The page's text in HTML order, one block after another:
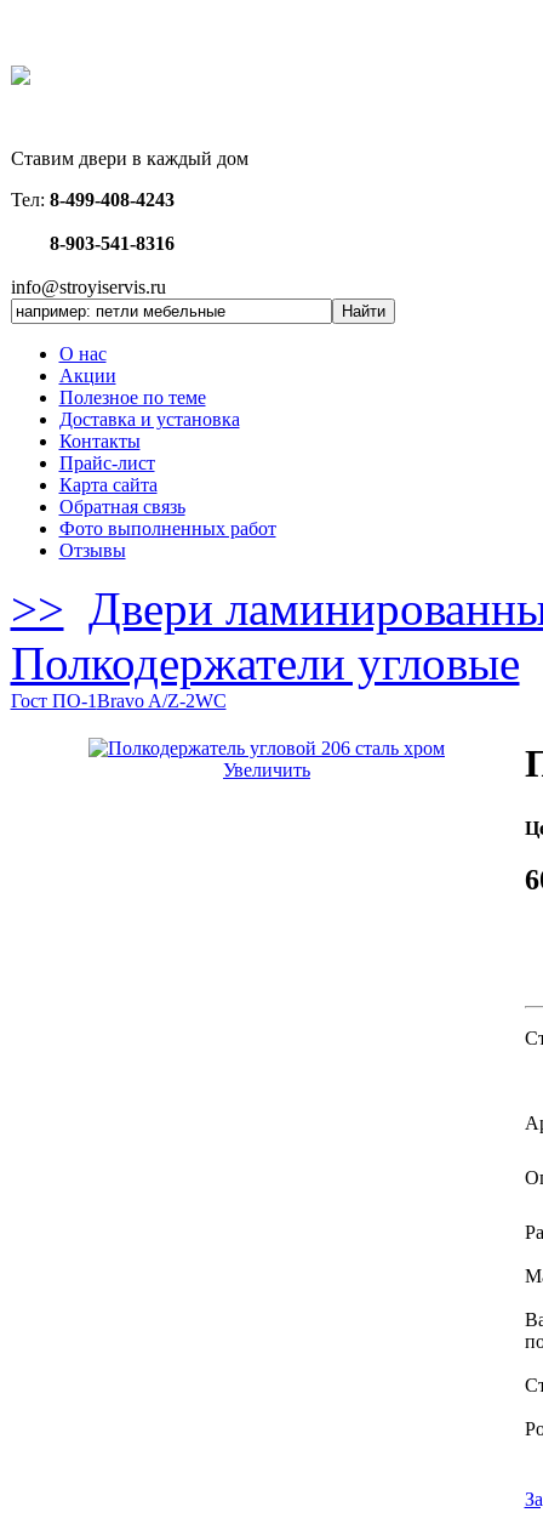
Ставим двери в каждый дом
Тел: 8-499-408-4243
8-903-541-8316
info@stroyiservis.ru
О нас
Акции
Полезное по теме
Доставка и установка
Контакты
Прайс-лист
Карта сайта
Обратная связь
Фото выполненных работ
Отзывы
>> Двери
Полкодержатели угловые
Гост ПО-1Bravo A/Z-2WC
Увеличить